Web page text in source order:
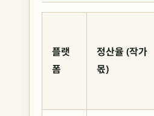
플랫
폼
정산율 (작가
몫)